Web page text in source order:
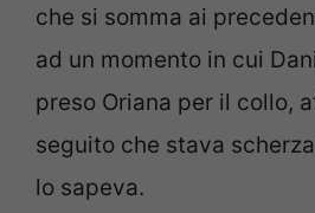
che si somma ai
ad un momento in cui
preso Oriana per il collo,
seguito che stava
lo sapeva.